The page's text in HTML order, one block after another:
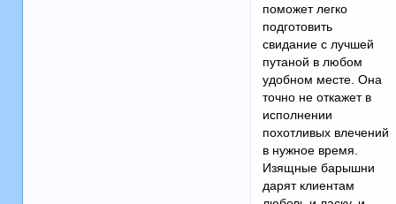
поможет легко
подготовить
свидание с лучшей
путаной в любом
удобном месте. Она
точно не откажет в
исполнении
похотливых влечений
в нужное время.
Изящные барышни
дарят клиентам